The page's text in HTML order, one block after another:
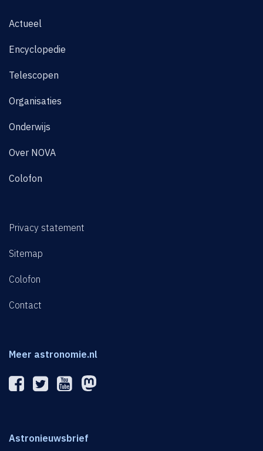
Actueel
Encyclopedie
Telescopen
Organisaties
Onderwijs
Over NOVA
Colofon
Privacy statement
Sitemap
Colofon
Contact
Meer astronomie.nl
Astronieuwsbrief